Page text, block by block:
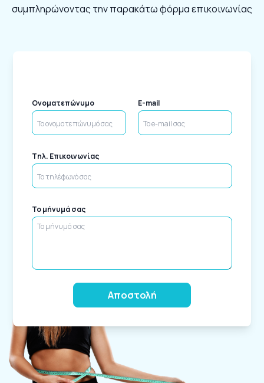
συμπληρώνοντας την παρακάτω φόρμα επικοινωνίας
Ονοματεπώνυμο E-mail
Tηλ. Επικοινωνίας
Το μήνυμά σας